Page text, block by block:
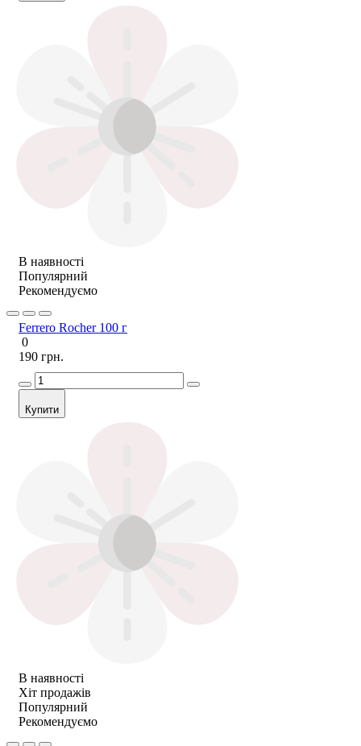
В наявності
Популярний
Рекомендуємо
Ferrero Rocher 100 г
0
190 грн.
Купити
В наявності
Хіт продажів
Популярний
Рекомендуємо